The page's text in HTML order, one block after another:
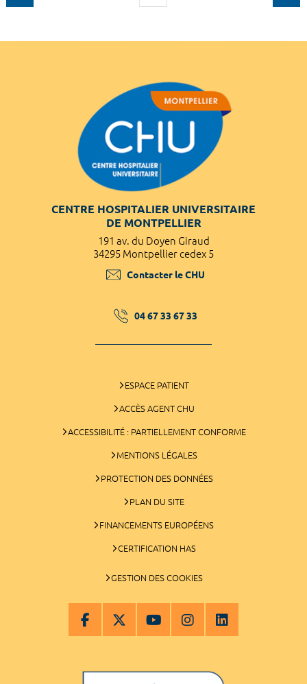
CENTRE HOSPITALIER UNIVERSITAIRE
DE MONTPELLIER
191 av. du Doyen Giraud
34295 Montpellier cedex 5
Contacter le CHU
04 67 33 67 33
ESPACE PATIENT
ACCÈS AGENT CHU
ACCESSIBILITÉ : PARTIELLEMENT CONFORME
MENTIONS LÉGALES
PROTECTION DES DONNÉES
PLAN DU SITE
FINANCEMENTS EUROPÉENS
CERTIFICATION HAS
GESTION DES COOKIES